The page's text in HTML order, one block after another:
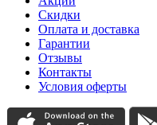
Скидки
Оплата и доставка
Гарантии
Отзывы
Контакты
Условия оферты